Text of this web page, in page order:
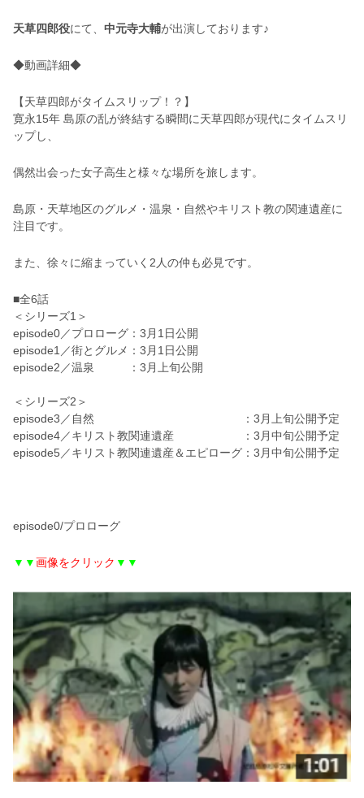
天草四郎役にて、 中元寺大輔が出演しております♪
◆動画詳細◆
【天草四郎がタイムスリップ！？】
寛永15年 島原の乱が終結する瞬間に天草四郎が現代にタイムスリ
ップし、
偶然出会った女子高生と様々な場所を旅します。
島原・天草地区のグルメ・温泉・自然やキリスト教の関連遺産に
注目です。
また、徐々に縮まっていく2人の仲も必見です。
■全6話
＜シリーズ1＞
episode0／プロローグ：3月1日公開
episode1／街とグルメ：3月1日公開
episode2／温泉 ：3月上旬公開
＜シリーズ2＞
episode3／自然 ：3月上旬公開予定
episode4／キリスト教関連遺産 ：3月中旬公開予定
episode5／キリスト教関連遺産＆エピローグ：3月中旬公開予定
episode0/プロローグ
▼▼画像をクリック ▼▼